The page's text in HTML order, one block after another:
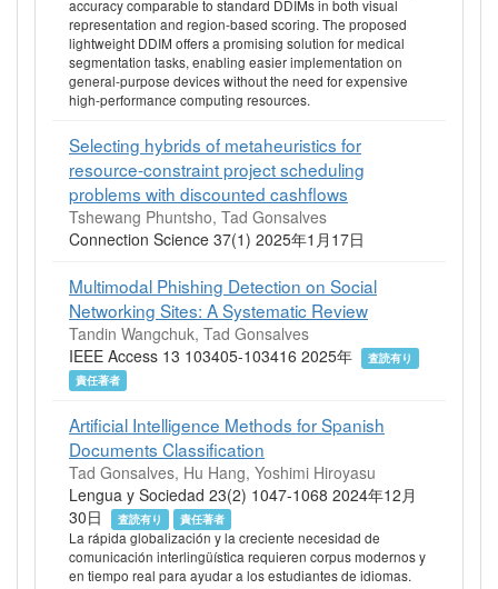
accuracy comparable to standard DDIMs in both visual
representation and region-based scoring. The proposed
lightweight DDIM offers a promising solution for medical
segmentation tasks, enabling easier implementation on
general-purpose devices without the need for expensive
high-performance computing resources.
Selecting hybrids of metaheuristics for
resource-constraint project scheduling
problems with discounted cashflows
Tshewang Phuntsho, Tad Gonsalves
Connection Science 37(1) 2025年1月17日
Multimodal Phishing Detection on Social
Networking Sites: A Systematic Review
Tandin Wangchuk, Tad Gonsalves
IEEE Access 13 103405-103416 2025年
査読有り
責任著者
Artificial Intelligence Methods for Spanish
Documents Classification
Tad Gonsalves, Hu Hang, Yoshimi Hiroyasu
Lengua y Sociedad 23(2) 1047-1068 2024年12月
30日
査読有り 責任著者
La rápida globalización y la creciente necesidad de
comunicación interlingüística requieren corpus modernos y
en tiempo real para ayudar a los estudiantes de idiomas.